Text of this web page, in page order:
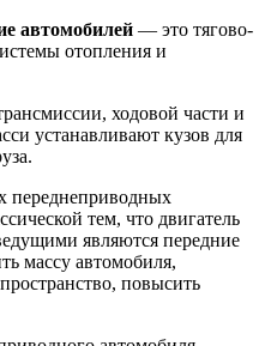
автомобилей — это тягово-
отопления и
ходовой части и
устанавливают кузов для
переднеприводных
тем, что двигатель
являются передние
массу автомобиля,
повысить